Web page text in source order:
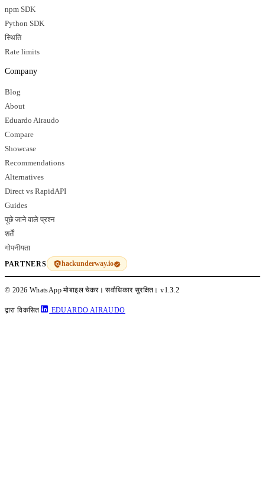
npm SDK
Python SDK
स्थिति
Rate limits
Company
Blog
About
Eduardo Airaudo
Compare
Showcase
Recommendations
Alternatives
Direct vs RapidAPI
Guides
पूछे जाने वाले प्रश्न
शर्तें
गोपनीयता
PARTNERS hackunderway.io
© 2026 WhatsApp मोबाइल चेकर। सर्वाधिकार सुरक्षित।v1.3.2
द्वारा विकसित EDUARDO AIRAUDO